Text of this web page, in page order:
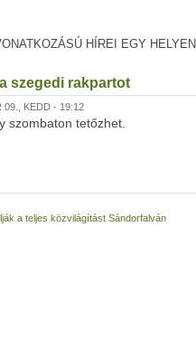
HÍREI EGY HELYEN
szegedi rakpartot
09., KEDD - 19:12
szombaton tetőzhet.
a teljes közvilágítást Sándorfalván